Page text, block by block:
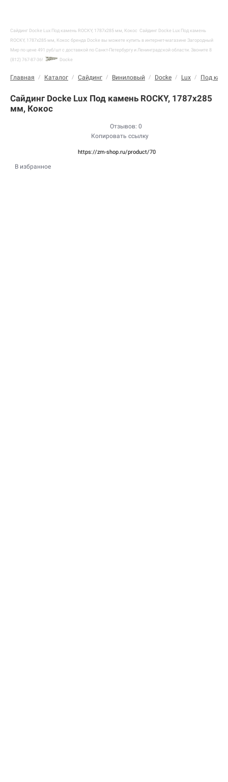
Сайдинг Docke Lux Под камень ROCKY, 1787х285 мм, Кокос Сайдинг Docke Lux Под камень
ROCKY, 1787х285 мм, Кокос бренда Docke вы можете купить в интернет-магазине Загородный
Мир по цене 491 руб/шт с доставкой по Санкт-Петербургу и Ленинградской области. Звоните 8
(812) 767-87-36!
Docke
Главная / Каталог / Сайдинг / Виниловый / Docke / Lux / Под
Сайдинг Docke Lux Под камень ROCKY, 1787х285
мм, Кокос
Отзывов: 0
Копировать ссылку
https://zm-shop.ru/product/70
В избранное